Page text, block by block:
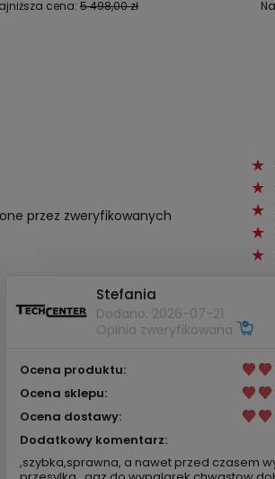
5 498,00 zł
Najniższa cena:
przez zweryfikowanych
Stefania
Dodano: 2026-07-21
Opinia zweryfikowana
Ocena produktu:
Ocena sklepu:
Ocena dostawy:
Dodatkowy komentarz:
,szybka,sprawna, a nawet przed czasem